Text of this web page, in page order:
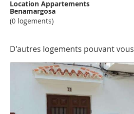
Location Appartements
Benamargosa
(0 logements)
D'autres logements pouvant